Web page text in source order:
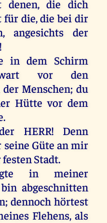
denen,die dich
für die,die bei dir
,angesichts
der
in dem Schirm
vor
den
der Menschen;du
Hütte vor dem
.
HERR! Denn
seine Güte anmir
festenStadt.
in
meiner
bin abgeschnitten
;dennoch hörtest
Flehens,als